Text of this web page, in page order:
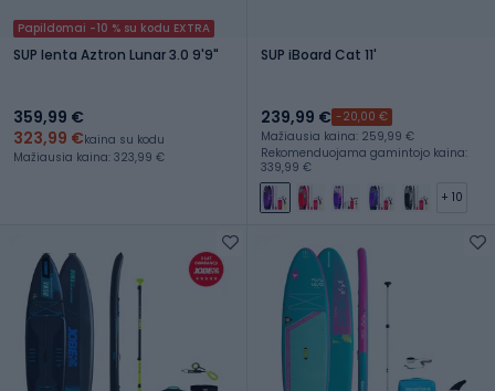
Papildomai -10 % su kodu EXTRA
SUP lenta Aztron Lunar 3.0 9'9"
359,99 €
323,99 €kaina su kodu
Mažiausia kaina: 323,99 €
SUP iBoard Cat 11'
239,99 € -20,00 €
Mažiausia kaina: 259,99 €
Rekomenduojama gamintojo kaina:
339,99 €
+ 10